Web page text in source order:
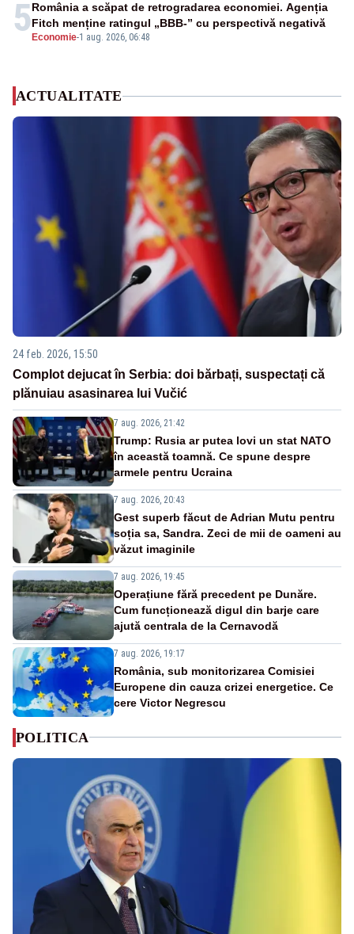
5 Economie-1 aug. 2026, 06:48
România a scăpat de retrogradarea economiei. Agenția
Fitch menține ratingul „BBB-” cu perspectivă negativă
ACTUALITATE
24 feb. 2026, 15:50
Complot dejucat în Serbia: doi bărbați, suspectați că
plănuiau asasinarea lui Vučić
7 aug. 2026, 21:42
Trump: Rusia ar putea lovi un stat NATO
în această toamnă. Ce spune despre
armele pentru Ucraina
7 aug. 2026, 20:43
Gest superb făcut de Adrian Mutu pentru
soția sa, Sandra. Zeci de mii de oameni au
văzut imaginile
7 aug. 2026, 19:45
Operațiune fără precedent pe Dunăre.
Cum funcționează digul din barje care
ajută centrala de la Cernavodă
7 aug. 2026, 19:17
România, sub monitorizarea Comisiei
Europene din cauza crizei energetice. Ce
cere Victor Negrescu
POLITICA